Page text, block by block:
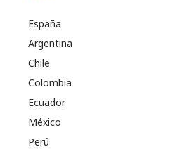
España
Argentina
Chile
Colombia
Ecuador
México
Perú